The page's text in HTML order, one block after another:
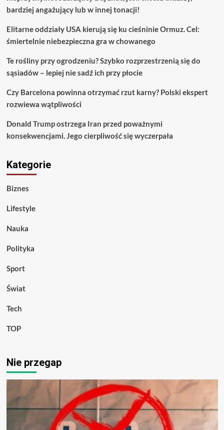
bardziej angażujący lub w innej tonacji!
Elitarne oddziały USA kierują się ku cieśninie Ormuz. Cel:
śmiertelnie niebezpieczna gra w chowanego
Te rośliny przy ogrodzeniu? Szybko rozprzestrzenią się do
sąsiadów – lepiej nie sadź ich przy płocie
Czy Barcelona powinna otrzymać rzut karny? Polski ekspert
rozwiewa wątpliwości
Donald Trump ostrzega Iran przed poważnymi
konsekwencjami. Jego cierpliwość się wyczerpała
Kategorie
Biznes
Lifestyle
Nauka
Polityka
Sport
Świat
Tech
TOP
Nie przegap